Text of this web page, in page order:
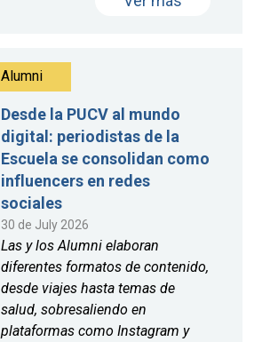
Alumni
Desde la PUCV al mundo
digital: periodistas de la
Escuela se consolidan como
influencers en redes
sociales
30 de July 2026
Las y los Alumni elaboran
diferentes formatos de contenido,
desde viajes hasta temas de
salud, sobresaliendo en
plataformas como Instagram y